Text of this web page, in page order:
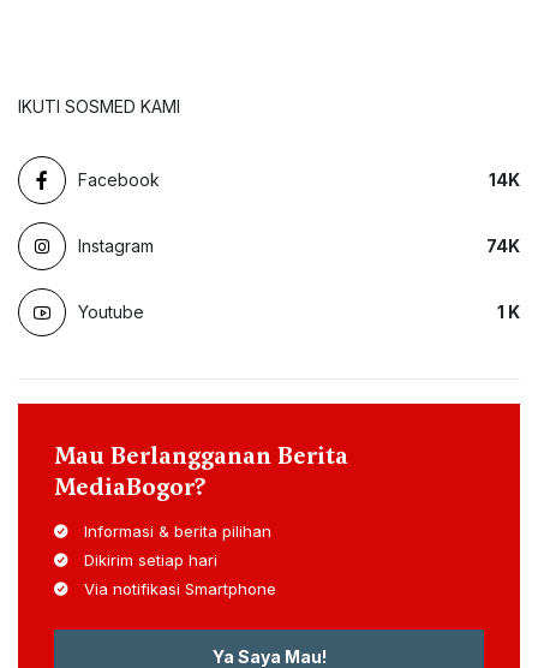
IKUTI SOSMED KAMI
Facebook 14K
Instagram 74K
Youtube 1 K
Mau Berlangganan Berita
MediaBogor?
Informasi & berita pilihan
Dikirim setiap hari
Via notifikasi Smartphone
Ya Saya Mau!